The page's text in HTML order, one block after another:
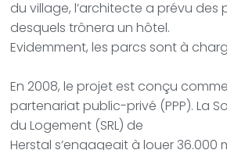
du village, l’architecte a prévu des
desquels trônera un hôtel.
Evidemment, les parcs sont à
En 2008, le projet est conçu
partenariat public-privé (PPP). La
du Logement (SRL) de
Herstal s’engageait à louer 36.000